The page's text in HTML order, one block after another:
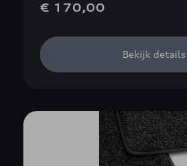
€ 170,00
Bekijk details